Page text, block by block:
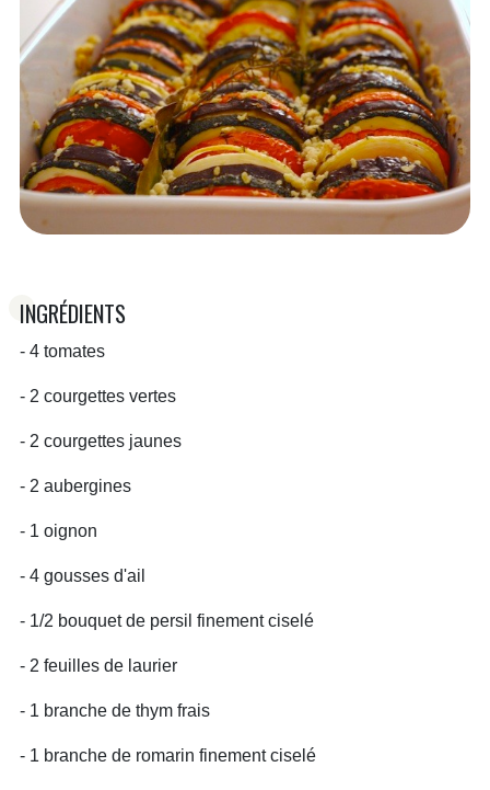
INGRÉDIENTS
- 4 tomates
- 2 courgettes vertes
- 2 courgettes jaunes
- 2 aubergines
- 1 oignon
- 4 gousses d'ail
- 1/2 bouquet de persil finement ciselé
- 2 feuilles de laurier
- 1 branche de thym frais
- 1 branche de romarin finement ciselé